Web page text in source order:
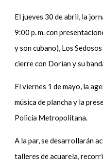
El jueves 30 de abril, la
9:00 p. m. con
y son cubano), Los
cierre con Dorian y su
El viernes 1 de mayo, la
música de plancha y la
Policía Metropolitana.
A la par, se desarrollarán
talleres de acuarela,